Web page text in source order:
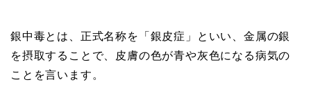
銀中毒とは、正式名称を「銀皮症」といい、金属の銀
を摂取することで、皮膚の色が青や灰色になる病気の
ことを言います。